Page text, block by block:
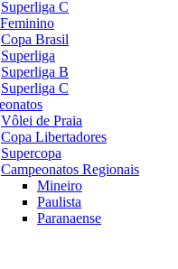
Superliga C
Copa Brasil
Superliga
Superliga B
Superliga C
Vôlei de Praia
Copa Libertadores
Supercopa
Campeonatos Regionais
Mineiro
Paulista
Paranaense